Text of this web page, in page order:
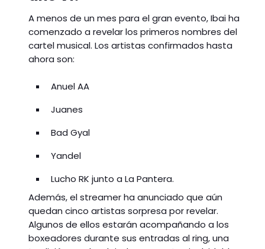
A menos de un mes para el gran evento, Ibai ha
comenzado a revelar los primeros nombres del
cartel musical. Los artistas confirmados hasta
ahora son:
Anuel AA
Juanes
Bad Gyal
Yandel
Lucho RK junto a La Pantera.
Además, el streamer ha anunciado que aún
quedan cinco artistas sorpresa por revelar.
Algunos de ellos estarán acompañando a los
boxeadores durante sus entradas al ring, una